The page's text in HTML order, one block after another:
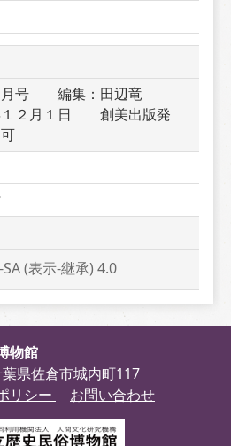
号　　編集：田辺竜
２月１日　　創美出版発
SA (表示-継承) 4.0
物館
県佐倉市城内町117
リシー
お問い合わせ